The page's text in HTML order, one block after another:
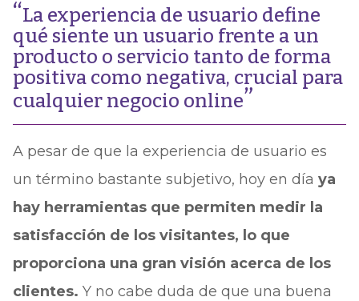
La experiencia de usuario define
qué siente un usuario frente a un
producto o servicio tanto de forma
positiva como negativa, crucial para
cualquier negocio online
A pesar de que la experiencia de usuario es
un término bastante subjetivo, hoy en día ya
hay herramientas que permiten medir la
satisfacción de los visitantes, lo que
proporciona una gran visión acerca de los
clientes. Y no cabe duda de que una buena